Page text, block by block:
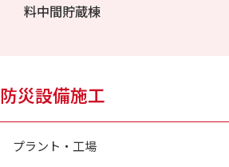
料中間貯蔵棟
防災設備施工
プラント・工場